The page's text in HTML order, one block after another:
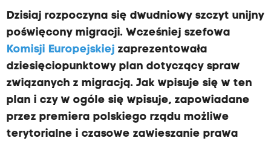
Dzisiaj rozpoczyna się dwudniowy szczyt unijny
poświęcony migracji. Wcześniej szefowa
Komisji Europejskiej zaprezentowała
dziesięciopunktowy plan dotyczący spraw
związanych z migracją. Jak wpisuje się w ten
plan i czy w ogóle się wpisuje, zapowiadane
przez premiera polskiego rządu możliwe
terytorialne i czasowe zawieszanie prawa